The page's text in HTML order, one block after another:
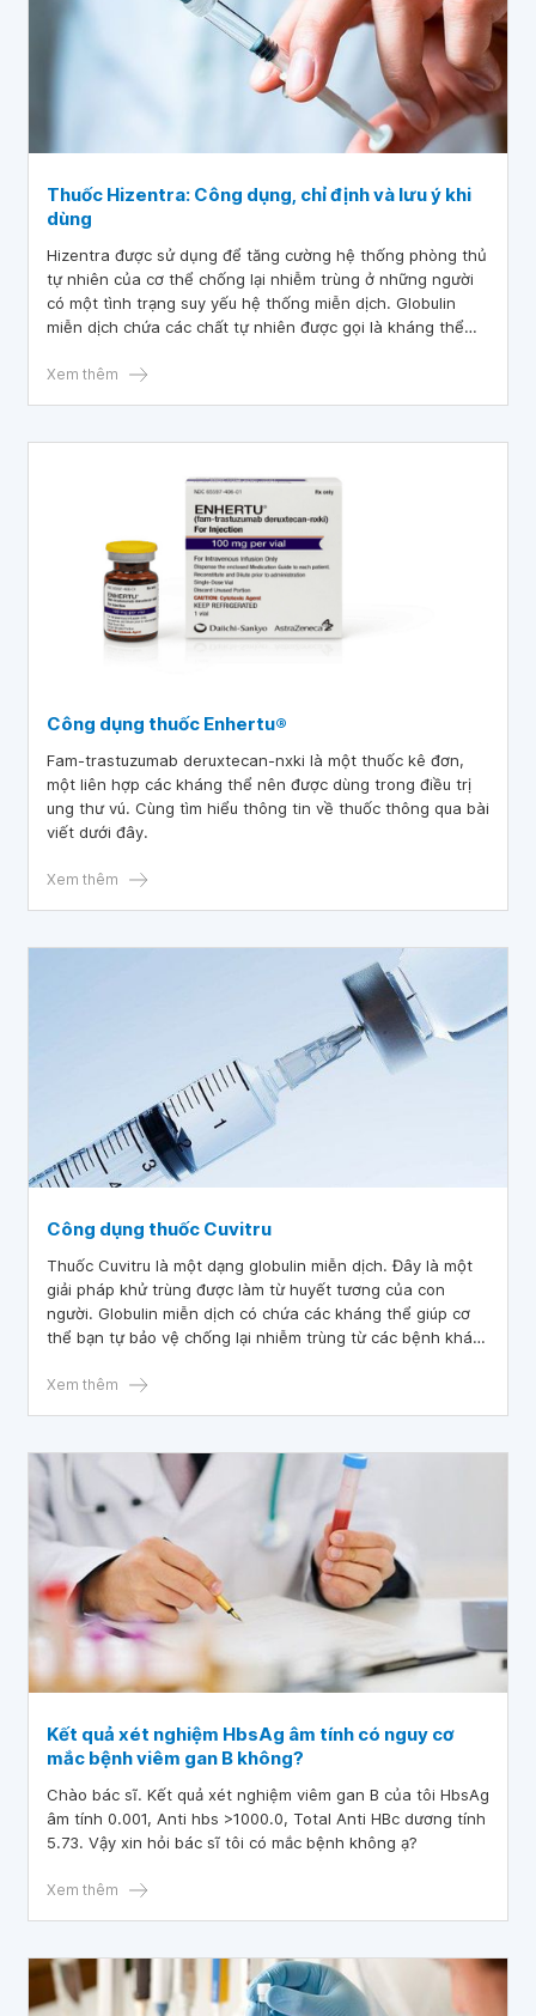
Thuốc Hizentra: Công dụng, chỉ định và lưu ý khi
dùng
Hizentra được sử dụng để tăng cường hệ thống phòng thủ
tự nhiên của cơ thể chống lại nhiễm trùng ở những người
có một tình trạng suy yếu hệ thống miễn dịch. Globulin
miễn dịch chứa các chất tự nhiên được gọi là kháng thể
kháng thể này giúp bảo vệ cơ thể bạn chống lại nhiễm
dụng để điều trị một chứng rối loạn thần kinh nhất định
Xem thêm
Công dụng thuốc Enhertu®
Fam-trastuzumab deruxtecan-nxki là một thuốc kê đơn,
một liên hợp các kháng thể nên được dùng trong điều trị
ung thư vú. Cùng tìm hiểu thông tin về thuốc thông qua bài
viết dưới đây.
Xem thêm
Công dụng thuốc Cuvitru
Thuốc Cuvitru là một dạng globulin miễn dịch. Đây là một
giải pháp khử trùng được làm từ huyết tương của con
người. Globulin miễn dịch có chứa các kháng thể giúp cơ
thể bạn tự bảo vệ chống lại nhiễm trùng từ các bệnh khác
Xem thêm
Kết quả xét nghiệm HbsAg âm tính có nguy cơ
mắc bệnh viêm gan B không?
Chào bác sĩ. Kết quả xét nghiệm viêm gan B của tôi HbsAg
âm tính 0.001, Anti hbs >1000.0, Total Anti HBc dương tính
5.73. Vậy xin hỏi bác sĩ tôi có mắc bệnh không ạ?
Xem thêm